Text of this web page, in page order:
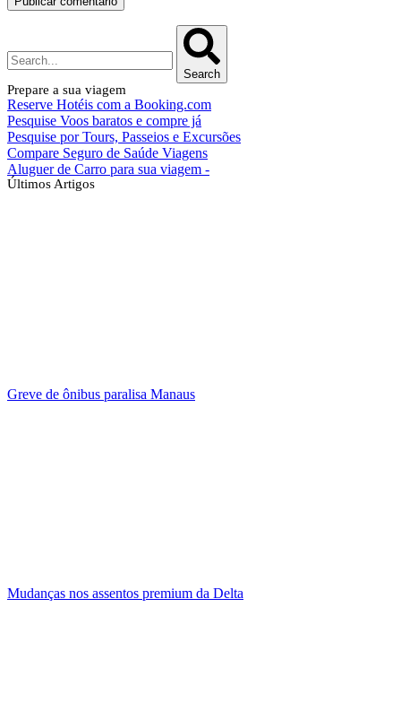
Search
Prepare a sua viagem
Reserve Hotéis com a Booking.com
Pesquise Voos baratos e compre já
Pesquise por Tours, Passeios e Excursões
Compare Seguro de Saúde Viagens
Aluguer de Carro para sua viagem -
Últimos Artigos
Greve de ônibus paralisa Manaus
Mudanças nos assentos premium da Delta